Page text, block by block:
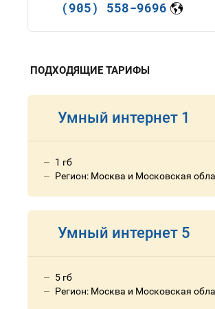
(905) 558-9696
ПОДХОДЯЩИЕ ТАРИФЫ
Умный интернет 1
1 гб
Регион: Москва и Московская
Умный интернет 5
5 гб
Регион: Москва и Московская